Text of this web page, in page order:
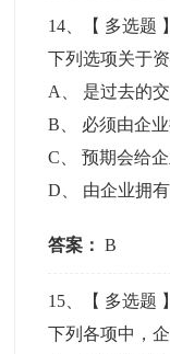
14 、【 多选题 】
下列选项关于
A
是过去的
B
必须由企
C 、预期会给
D
由企业拥
答案： B
15 、【 多选题 】
下列各项中，